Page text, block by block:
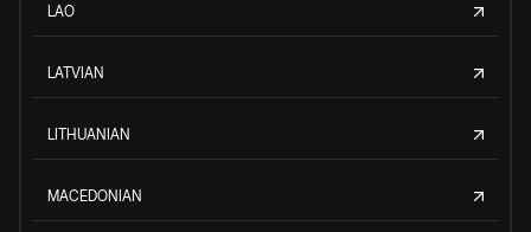
LAO
LATVIAN
LITHUANIAN
MACEDONIAN